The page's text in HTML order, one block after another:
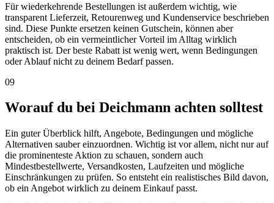
Für wiederkehrende Bestellungen ist außerdem wichtig, wie
transparent Lieferzeit, Retourenweg und Kundenservice beschrieben
sind. Diese Punkte ersetzen keinen Gutschein, können aber
entscheiden, ob ein vermeintlicher Vorteil im Alltag wirklich
praktisch ist. Der beste Rabatt ist wenig wert, wenn Bedingungen
oder Ablauf nicht zu deinem Bedarf passen.
09
Worauf du bei Deichmann achten solltest
Ein guter Überblick hilft, Angebote, Bedingungen und mögliche
Alternativen sauber einzuordnen. Wichtig ist vor allem, nicht nur auf
die prominenteste Aktion zu schauen, sondern auch
Mindestbestellwerte, Versandkosten, Laufzeiten und mögliche
Einschränkungen zu prüfen. So entsteht ein realistisches Bild davon,
ob ein Angebot wirklich zu deinem Einkauf passt.